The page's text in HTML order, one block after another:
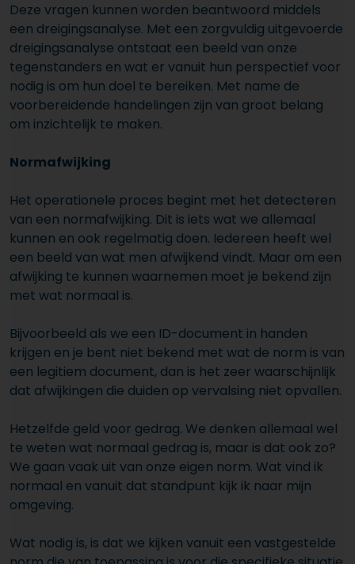
Deze vragen kunnen worden beantwoord middels
een dreigingsanalyse. Met een zorgvuldig uitgevoerde
dreigingsanalyse ontstaat een beeld van onze
tegenstanders en wat er vanuit hun perspectief voor
nodig is om hun doel te bereiken. Met name de
voorbereidende handelingen zijn van groot belang
om inzichtelijk te maken.
Normafwijking
Het operationele proces begint met het detecteren
van een normafwijking. Dit is iets wat we allemaal
kunnen en ook regelmatig doen. Iedereen heeft wel
een beeld van wat men afwijkend vindt. Maar om een
afwijking te kunnen waarnemen moet je bekend zijn
met wat normaal is.
Bijvoorbeeld als we een ID-document in handen
krijgen en je bent niet bekend met wat de norm is van
een legitiem document, dan is het zeer waarschijnlijk
dat afwijkingen die duiden op vervalsing niet opvallen.
Hetzelfde geld voor gedrag. We denken allemaal wel
te weten wat normaal gedrag is, maar is dat ook zo?
We gaan vaak uit van onze eigen norm. Wat vind ik
normaal en vanuit dat standpunt kijk ik naar mijn
omgeving.
Wat nodig is, is dat we kijken vanuit een vastgestelde